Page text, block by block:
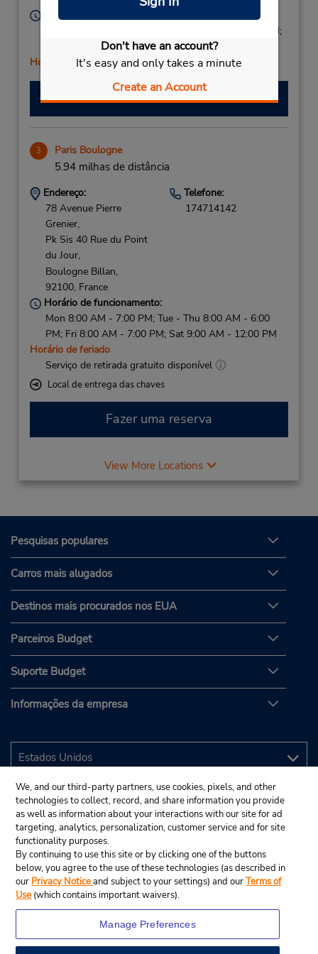
Don't have an account?
It's easy and only takes a minute
Create an Account
Horário de funcionamento:
Mon - Fri 8:00 AM - 1:00 PM and 2:00 PM - 6:00 PM;
Sat 8:00 AM - 2:00 PM
Horário de feriado
Fazer uma reserva
3 Paris Boulogne
5.94 milhas de distância
Endereço:
78 Avenue Pierre
Grenier,
Pk Sis 40 Rue du Point
du Jour,
Boulogne Billan,
92100, France
Telefone:
174714142
Horário de funcionamento:
Mon 8:00 AM - 7:00 PM; Tue - Thu 8:00 AM - 6:00
PM; Fri 8:00 AM - 7:00 PM; Sat 9:00 AM - 12:00 PM
Horário de feriado
Serviço de retirada gratuito disponível
Local de entrega das chaves
Fazer uma reserva
View More Locations
Pesquisas populares
Carros mais alugados
Destinos mais procurados nos EUA
Parceiros Budget
Suporte Budget
Informações da empresa
We, and our third-party partners, use cookies, pixels, and other
technologies to collect, record, and share information you provide
as well as information about your interactions with our site for ad
targeting, analytics, personalization, customer service and for site
functionality purposes.
By continuing to use this site or by clicking one of the buttons
below, you agree to the use of these technologies (as described in
our Privacy Noticeand subject to your settings) and ourTerms of
Use (which contains important waivers).
Manage Preferences